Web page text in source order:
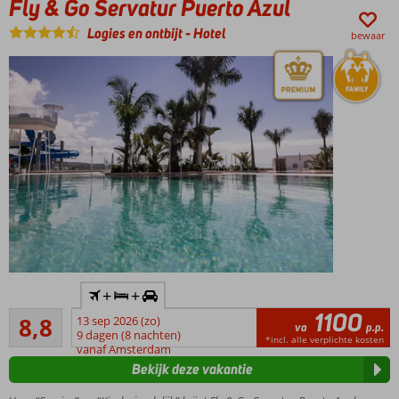
Fly & Go Servatur Puerto Azul
Logies en ontbijt-Hotel bewaar
Gelegen
op een
klif met
uitzicht
8,8Aanrader
59
beoordelingen
+ +
13 sep 2026 (zo)
9 dagen (8 nachten)
vanaf Amsterdam
va 1100 p.p.
*incl. alle verplichte kosten
Bekijk deze vakantie